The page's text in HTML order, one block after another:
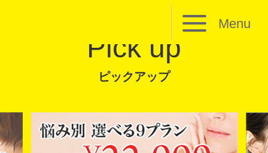
Menu
Pick up
ピックアップ